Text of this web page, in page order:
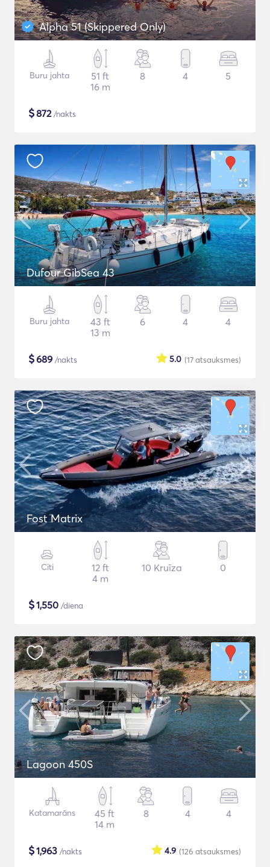
Alpha 51 (Skippered Only)
Buru jahta
51 ft
16 m
8 4 5
$872/nakts
Dufour GibSea 43
Buru jahta
43 ft
13 m
6 4 4
$689 /nakts (17atsauksmes)
5.0
Fost Matrix
Citi
12 ft
4 m
10 Kruīza 0
$1,550 /diena
Lagoon 450S
Katamarāns
45 ft
14 m
8 4 4
$1,963 /nakts (126 atsauksmes)
4.9